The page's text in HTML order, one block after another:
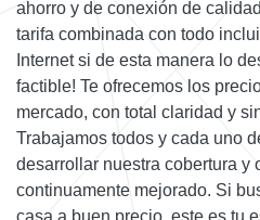
ahorro y de conexión de
tarifa combinada con todo
Internet si de esta manera lo
factible! Te ofrecemos los
mercado, con total claridad y
Trabajamos todos y cada uno
desarrollar nuestra cobertura y
continuamente mejorado. Si
casa a buen precio, este es tu